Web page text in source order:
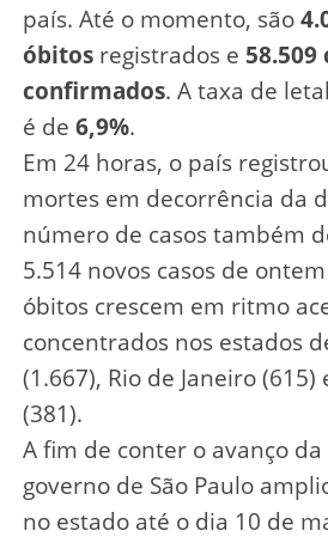
país. Até o momento, são
óbitosregistrados e 58.509
confirmados. A taxa de
é de 6,9%.
Em 24 horas, o país
mortes em decorrência da
número de casos também
5.514 novos casos de
óbitos crescem em ritmo
concentrados nos estados
(1.667), Rio de Janeiro
(381).
A fim de conter o avanço
governo de São Paulo
no estado até o dia 10 de